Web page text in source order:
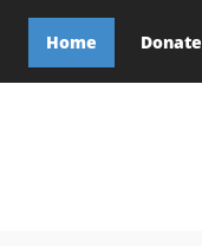
Home Donate